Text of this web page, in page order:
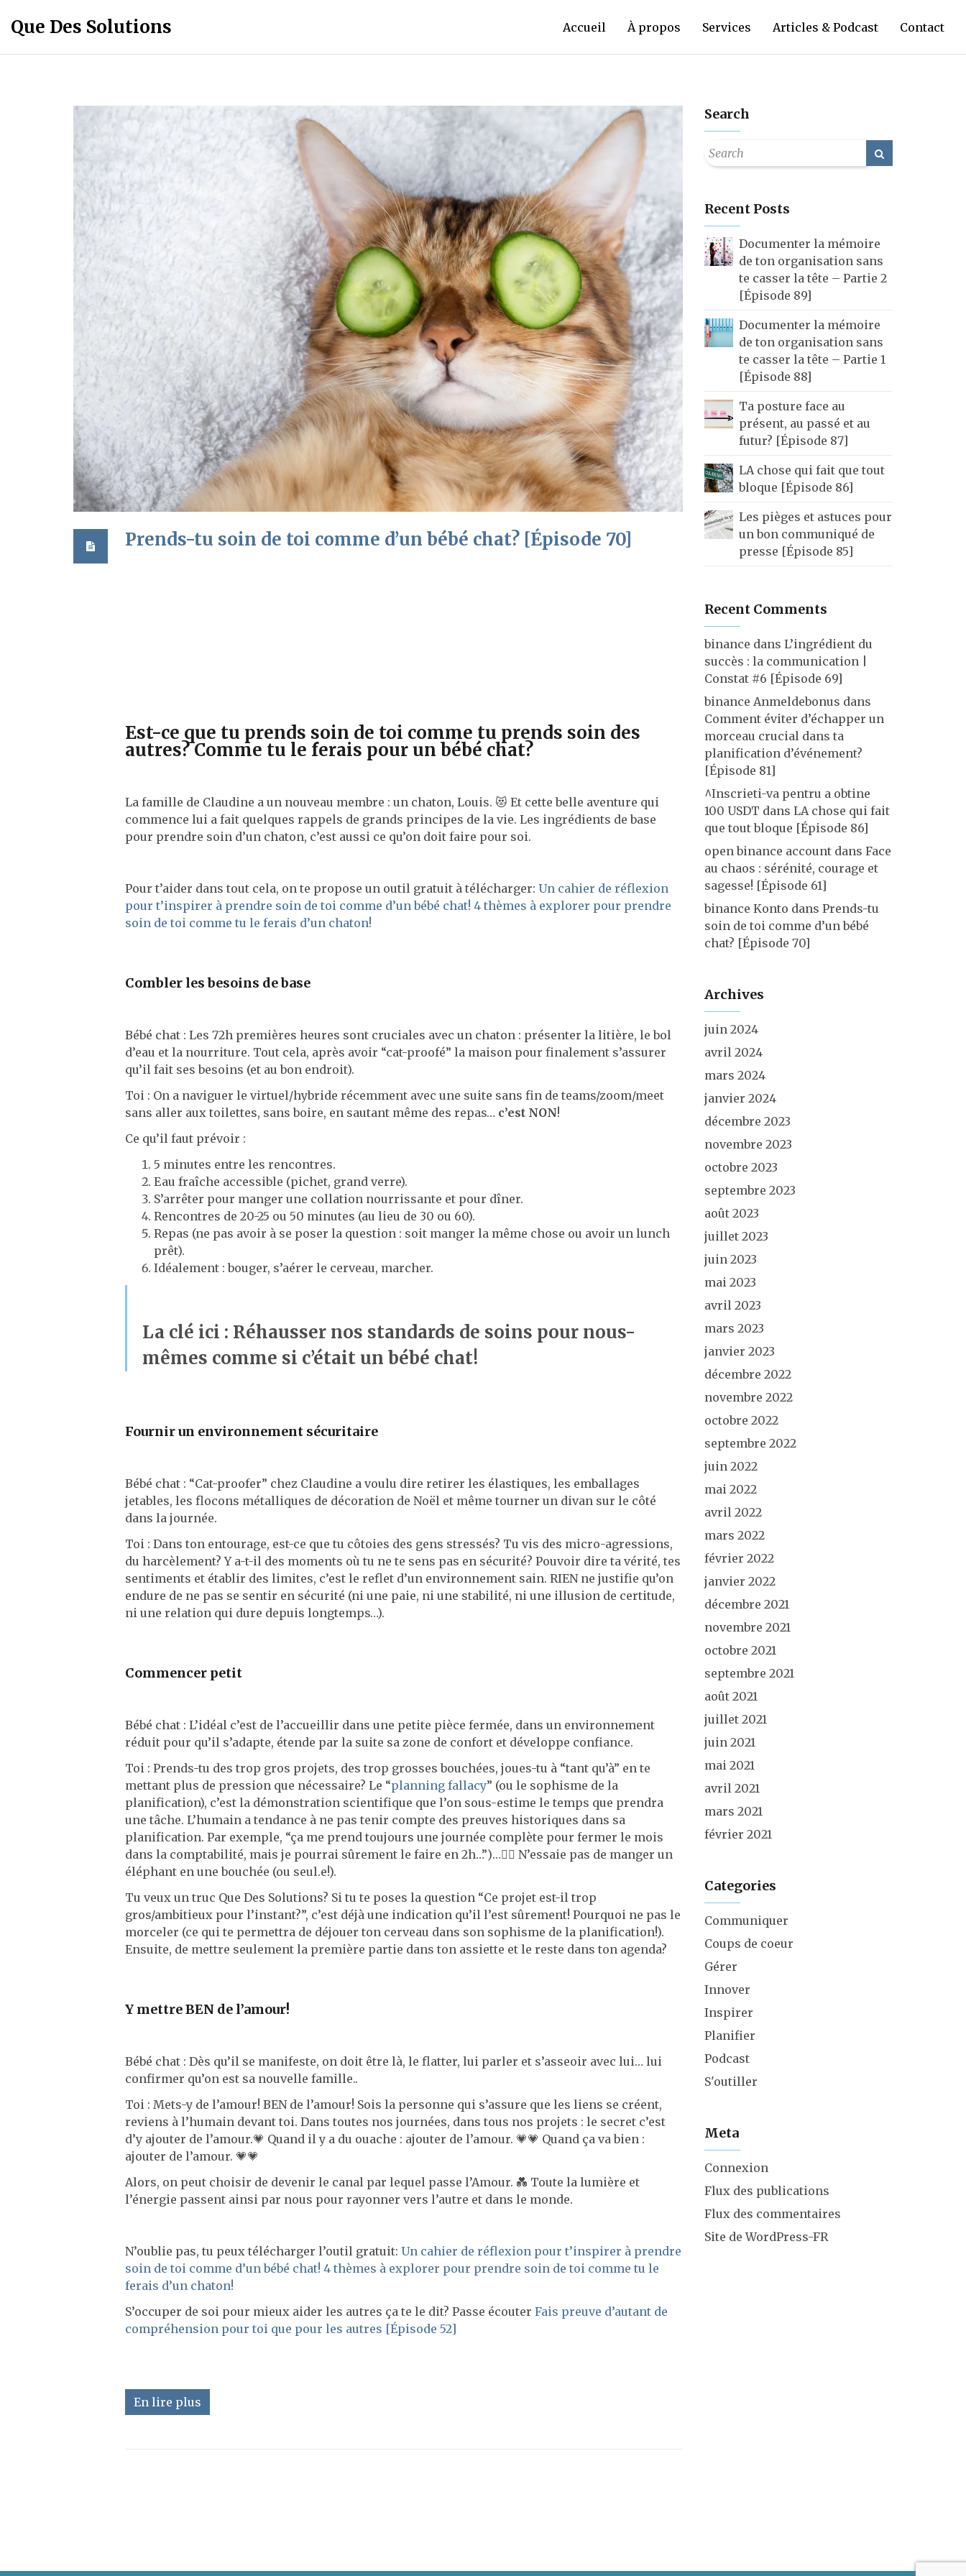
Que Des Solutions Accueil À propos Services Articles & Podcast Contact
Prends-tu soin de toi comme d’un bébé chat? [Épisode 70]
Est-ce que tu prends soin de toi comme tu prends soin des
autres? Comme tu le ferais pour un bébé chat?
La famille de Claudine a un nouveau membre : un chaton, Louis. 😻 Et cette belle aventure qui
commence lui a fait quelques rappels de grands principes de la vie. Les ingrédients de base
pour prendre soin d’un chaton, c’est aussi ce qu’on doit faire pour soi.
Pour t’aider dans tout cela, on te propose un outil gratuit à télécharger: Un cahier de réflexion
pour t’inspirer à prendre soin de toi comme d’un bébé chat! 4 thèmes à explorer pour prendre
soin de toi comme tu le ferais d’un chaton!
Combler les besoins de base
Bébé chat : Les 72h premières heures sont cruciales avec un chaton : présenter la litière, le bol
d’eau et la nourriture. Tout cela, après avoir “cat-proofé” la maison pour finalement s’assurer
qu’il fait ses besoins (et au bon endroit).
Toi : On a naviguer le virtuel/hybride récemment avec une suite sans fin de teams/zoom/meet
sans aller aux toilettes, sans boire, en sautant même des repas… c’est NON!
Ce qu’il faut prévoir :
5 minutes entre les rencontres.
Eau fraîche accessible (pichet, grand verre).
S’arrêter pour manger une collation nourrissante et pour dîner.
Rencontres de 20-25 ou 50 minutes (au lieu de 30 ou 60).
Repas (ne pas avoir à se poser la question : soit manger la même chose ou avoir un lunch
prêt).
Idéalement : bouger, s’aérer le cerveau, marcher.
La clé ici : Réhausser nos standards de soins pour nous-
mêmes comme si c’était un bébé chat!
Fournir un environnement sécuritaire
Bébé chat : “Cat-proofer” chez Claudine a voulu dire retirer les élastiques, les emballages
jetables, les flocons métalliques de décoration de Noël et même tourner un divan sur le côté
dans la journée.
Toi : Dans ton entourage, est-ce que tu côtoies des gens stressés? Tu vis des micro-agressions,
du harcèlement? Y a-t-il des moments où tu ne te sens pas en sécurité? Pouvoir dire ta vérité, tes
sentiments et établir des limites, c’est le reflet d’un environnement sain. RIEN ne justifie qu’on
endure de ne pas se sentir en sécurité (ni une paie, ni une stabilité, ni une illusion de certitude,
ni une relation qui dure depuis longtemps…).
Commencer petit
Bébé chat : L’idéal c’est de l’accueillir dans une petite pièce fermée, dans un environnement
réduit pour qu’il s’adapte, étende par la suite sa zone de confort et développe confiance.
Toi : Prends-tu des trop gros projets, des trop grosses bouchées, joues-tu à “tant qu’à” en te
mettant plus de pression que nécessaire? Le “planning fallacy” (ou le sophisme de la
planification), c’est la démonstration scientifique que l’on sous-estime le temps que prendra
une tâche. L’humain a tendance à ne pas tenir compte des preuves historiques dans sa
planification. Par exemple, “ça me prend toujours une journée complète pour fermer le mois
dans la comptabilité, mais je pourrai sûrement le faire en 2h…”)…😵‍💫 N’essaie pas de manger un
éléphant en une bouchée (ou seul.e!).
Tu veux un truc Que Des Solutions? Si tu te poses la question “Ce projet est-il trop
gros/ambitieux pour l’instant?”, c’est déjà une indication qu’il l’est sûrement! Pourquoi ne pas le
morceler (ce qui te permettra de déjouer ton cerveau dans son sophisme de la planification!).
Ensuite, de mettre seulement la première partie dans ton assiette et le reste dans ton agenda?
Y mettre BEN de l’amour!
Bébé chat : Dès qu’il se manifeste, on doit être là, le flatter, lui parler et s’asseoir avec lui… lui
confirmer qu’on est sa nouvelle famille..
Toi : Mets-y de l’amour! BEN de l’amour! Sois la personne qui s’assure que les liens se créent,
reviens à l’humain devant toi. Dans toutes nos journées, dans tous nos projets : le secret c’est
d’y ajouter de l’amour.💗 Quand il y a du ouache : ajouter de l’amour. 💗💗 Quand ça va bien :
ajouter de l’amour. 💗💗
Alors, on peut choisir de devenir le canal par lequel passe l’Amour. 💑 Toute la lumière et
l’énergie passent ainsi par nous pour rayonner vers l’autre et dans le monde.
N’oublie pas, tu peux télécharger l’outil gratuit: Un cahier de réflexion pour t’inspirer à prendre
soin de toi comme d’un bébé chat! 4 thèmes à explorer pour prendre soin de toi comme tu le
ferais d’un chaton!
S’occuper de soi pour mieux aider les autres ça te le dit? Passe écouter Fais preuve d’autant de
compréhension pour toi que pour les autres [Épisode 52]
En lire plus
Search
Recent Posts
Documenter la mémoire
de ton organisation sans
te casser la tête – Partie 2
[Épisode 89]
Documenter la mémoire
de ton organisation sans
te casser la tête – Partie 1
[Épisode 88]
Ta posture face au
présent, au passé et au
futur? [Épisode 87]
LA chose qui fait que tout
bloque [Épisode 86]
Les pièges et astuces pour
un bon communiqué de
presse [Épisode 85]
Recent Comments
binance dans L’ingrédient du
succès : la communication |
Constat #6 [Épisode 69]
binance Anmeldebonus dans
Comment éviter d’échapper un
morceau crucial dans ta
planification d’événement?
[Épisode 81]
^Inscrieti-va pentru a obtine
100 USDT dans LA chose qui fait
que tout bloque [Épisode 86]
open binance accountdans Face
au chaos : sérénité, courage et
sagesse! [Épisode 61]
binance Konto dans Prends-tu
soin de toi comme d’un bébé
chat? [Épisode 70]
Archives
juin 2024
avril 2024
mars 2024
janvier 2024
décembre 2023
novembre 2023
octobre 2023
septembre 2023
août 2023
juillet 2023
juin 2023
mai 2023
avril 2023
mars 2023
janvier 2023
décembre 2022
novembre 2022
octobre 2022
septembre 2022
juin 2022
mai 2022
avril 2022
mars 2022
février 2022
janvier 2022
décembre 2021
novembre 2021
octobre 2021
septembre 2021
août 2021
juillet 2021
juin 2021
mai 2021
avril 2021
mars 2021
février 2021
Categories
Communiquer
Coups de coeur
Gérer
Innover
Inspirer
Planifier
Podcast
S'outiller
Meta
Connexion
Flux des publications
Flux des commentaires
Site de WordPress-FR